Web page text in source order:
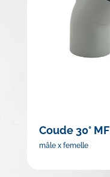
Coude 30° MF
mâle x femelle